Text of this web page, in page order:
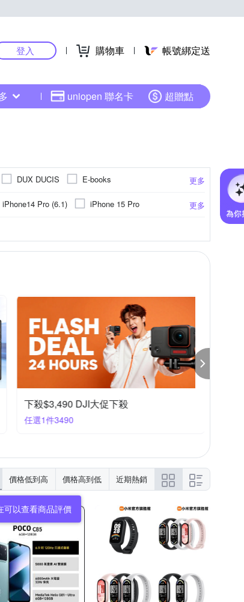
登入 購物車 帳號綁定送
uniopen 聯名卡 超贈點
更多
DUX DUCIS
E-books
INGENI Insta360
RedMoon Ringke
RODE
更多
iPhone14 Pro (6.1)
iPhone 15 Pro
系列
iPhone 12
5 系列 moto全系列
下殺$3,490 DJI大促下殺
任選1件3490
價格低到高 價格高到低 近期熱銷